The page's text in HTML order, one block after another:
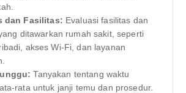
dan Fasilitas: Evaluasi fasilitas dan
ditawarkan rumah sakit, seperti
akses Wi-Fi, dan layanan
Tanyakan tentang waktu
rata untuk janji temu dan prosedur.